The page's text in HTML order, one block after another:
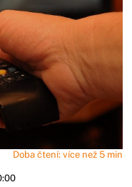
Doba čtení: více než 5 min